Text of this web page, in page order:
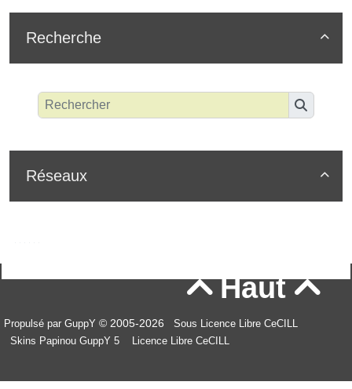

Recherche

Réseaux
Haut
Propulsé par GuppY © 2005-2026
Sous Licence Libre CeCILL
Skins Papinou GuppY 5
Licence Libre CeCILL